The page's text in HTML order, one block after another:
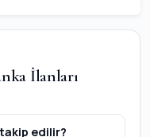
İlanları
takip edilir?